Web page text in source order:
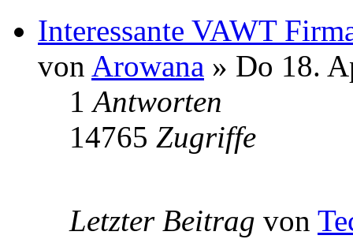
Interessante VAWT
von Arowana » Do 18.
1Antworten
14765 Zugriffe
Letzter Beitrag von